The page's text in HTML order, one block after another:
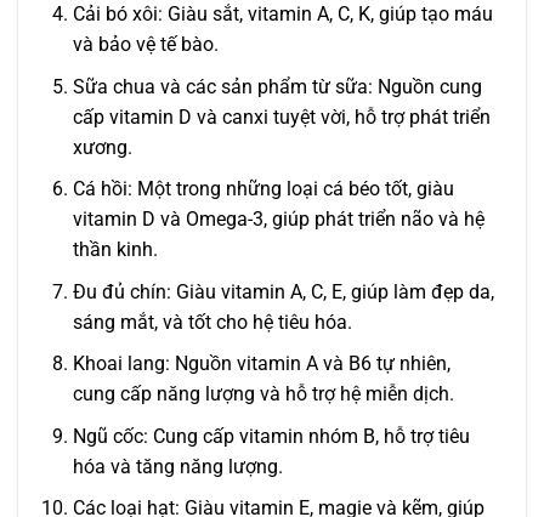
Cải bó xôi: Giàu sắt, vitamin A, C, K, giúp tạo máu
và bảo vệ tế bào.
Sữa chua và các sản phẩm từ sữa: Nguồn cung
cấp vitamin D và canxi tuyệt vời, hỗ trợ phát triển
xương.
Cá hồi: Một trong những loại cá béo tốt, giàu
vitamin D và Omega-3, giúp phát triển não và hệ
thần kinh.
Đu đủ chín: Giàu vitamin A, C, E, giúp làm đẹp da,
sáng mắt, và tốt cho hệ tiêu hóa.
Khoai lang: Nguồn vitamin A và B6 tự nhiên,
cung cấp năng lượng và hỗ trợ hệ miễn dịch.
Ngũ cốc: Cung cấp vitamin nhóm B, hỗ trợ tiêu
hóa và tăng năng lượng.
Các loại hạt: Giàu vitamin E, magie và kẽm, giúp